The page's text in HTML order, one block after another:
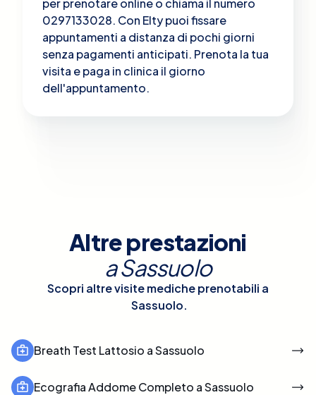
0297133028. Con Elty puoi fissare
appuntamenti a distanza di pochi giorni
senza pagamenti anticipati. Prenota la tua
visita e paga in clinica il giorno
dell'appuntamento.
Altre prestazioni
aSassuolo
Scopri altre visite mediche prenotabili a
Sassuolo.
Breath Test Lattosio a Sassuolo
Ecografia Addome Completo a Sassuolo